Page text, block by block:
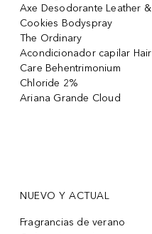
Axe Desodorante Leather &
Cookies Bodyspray
The Ordinary
Acondicionador capilar Hair
Care Behentrimonium
Chloride 2%
Ariana Grande Cloud
NUEVO Y ACTUAL
Fragrancias de verano